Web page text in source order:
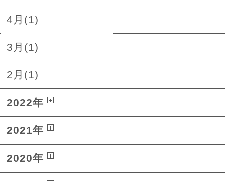
4月(1)
3月(1)
2月(1)
2022年
2021年
2020年